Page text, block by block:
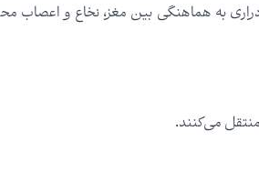
به هماهنگی بین مغز، نخاع و اعصاب
می‌کنند.